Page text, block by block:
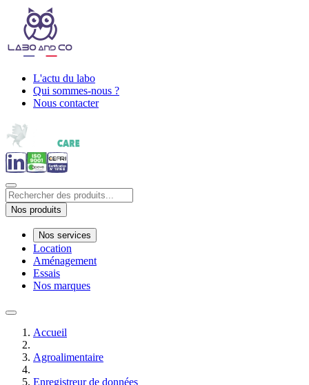
L'actu du labo
Qui sommes-nous ?
Nous contacter
Nos produits
Nos services
Location
Aménagement
Essais
Nos marques
Accueil
Agroalimentaire
Enregistreur de données